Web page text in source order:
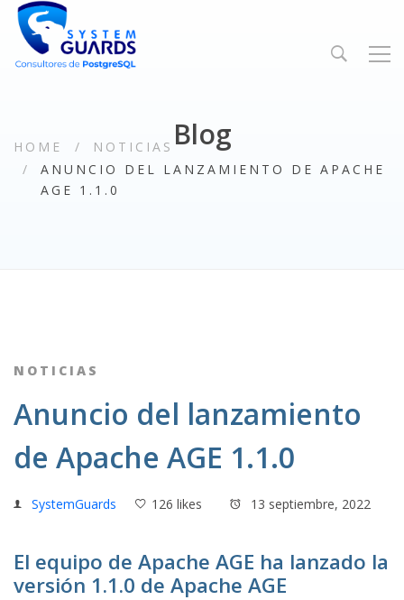
Blog
HOME
NOTICIAS
ANUNCIO DEL LANZAMIENTO DE APACHE
AGE 1.1.0
NOTICIAS
Anuncio del lanzamiento
de Apache AGE 1.1.0
SystemGuards 126 likes 13 septiembre, 2022
El equipo de Apache AGE ha lanzado la
versión 1.1.0 de Apache AGE